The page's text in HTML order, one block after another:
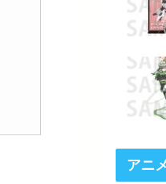
アニ